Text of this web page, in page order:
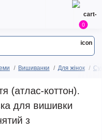
0
Вишиванки Для жінок
(атлас-коттон).
для вишивки
з